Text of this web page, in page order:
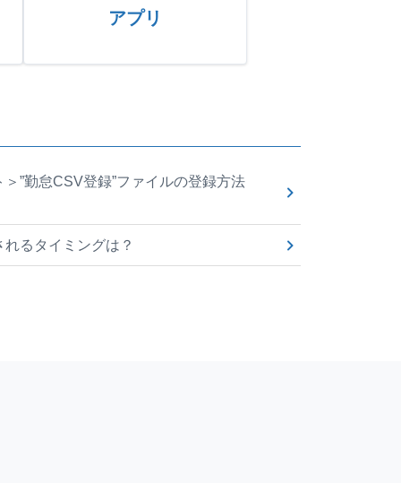
アプリ
”勤怠CSV登録”ファイルの登録方法
るタイミングは？